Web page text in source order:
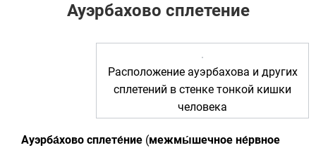
Ауэрбахово сплетение
Расположение ауэрбахова и других
сплетений в стенке тонкой кишки
человека
Ауэрба́хово сплете́ние (межмы́шечное не́рвное